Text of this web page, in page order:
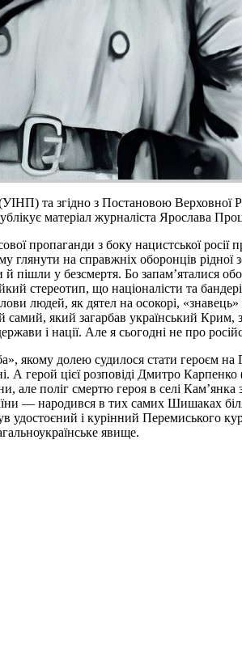
(УІНП) та згідно з Постановою
матеріал журналіста
пропаганди з боку нацистської росії
глянути на справжніх оборонців
й пішли у безсмертя. Бо
стереотип, що націоналісти та
людей, як дятел на осокорі, «знавець»
самий, який загарбав український
і нації. Але я сьогодні не про
якому долею судилося стати героєм
герой цієї розповіді Дмитро
поліг смертю героя в селі Кам’янка
— народився в тих самих Шишаках
удостоєний і курінний
явище.